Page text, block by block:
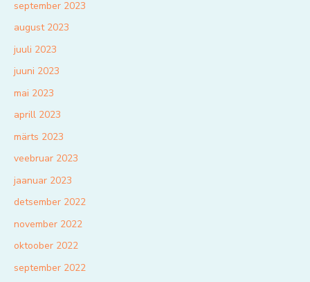
september 2023
august 2023
juuli 2023
juuni 2023
mai 2023
aprill 2023
märts 2023
veebruar 2023
jaanuar 2023
detsember 2022
november 2022
oktoober 2022
september 2022